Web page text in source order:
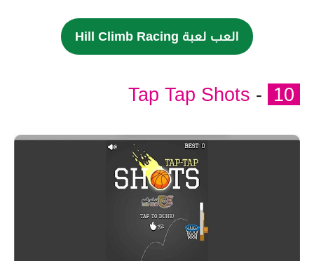
العب لعبة Hill Climb Racing
-
Tap Tap Shots